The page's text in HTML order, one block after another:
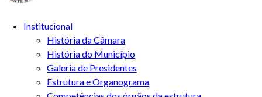
Institucional
História da Câmara
História do Município
Galeria de Presidentes
Estrutura e Organograma